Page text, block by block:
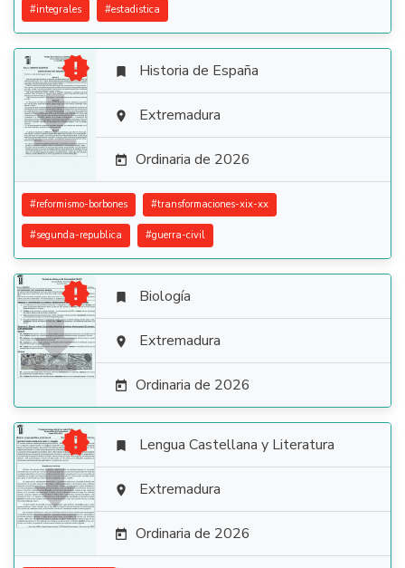
#integrales #estadistica

  Historia de España
 Extremadura
 Ordinaria de 2026
#reformismo-borbones #transformaciones-xix-xx
#segunda-republica #guerra-civil

  Biología
 Extremadura
 Ordinaria de 2026

  Lengua Castellana y Literatura
 Extremadura
 Ordinaria de 2026